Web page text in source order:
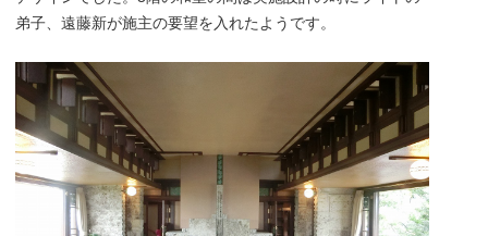
弟子、遠藤新が施主の要望を入れたようです。